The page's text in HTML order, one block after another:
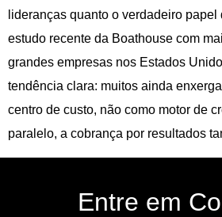
lideranças quanto o verdadeiro papel
estudo recente da Boathouse com
grandes empresas nos Estados
tendência clara: muitos ainda
centro de custo, não como motor de
paralelo, a cobrança por resultados
Entre em